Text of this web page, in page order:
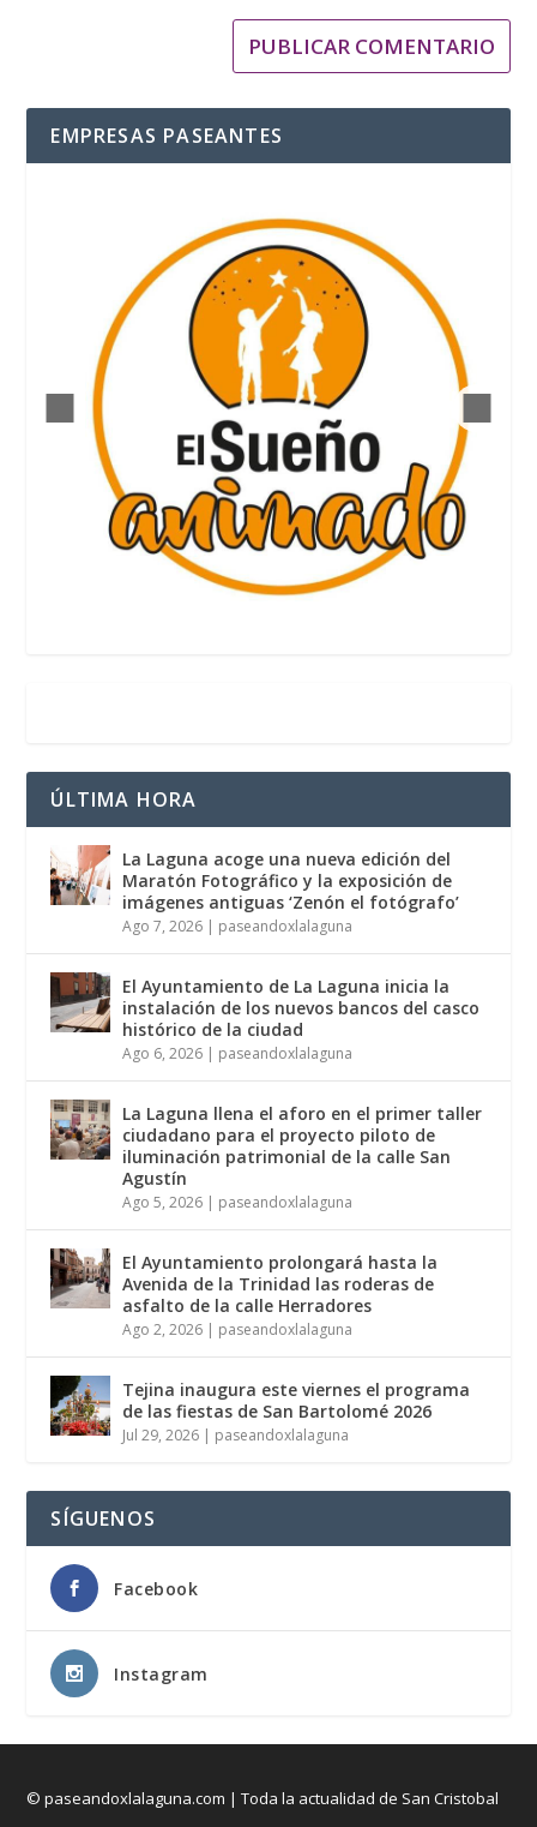
EMPRESAS PASEANTES
ÚLTIMA HORA
La Laguna acoge una nueva edición del
Maratón Fotográfico y la exposición de
imágenes antiguas ‘Zenón el fotógrafo’
Ago 7, 2026 | paseandoxlalaguna
El Ayuntamiento de La Laguna inicia la
instalación de los nuevos bancos del casco
histórico de la ciudad
Ago 6, 2026 | paseandoxlalaguna
La Laguna llena el aforo en el primer taller
ciudadano para el proyecto piloto de
iluminación patrimonial de la calle San
Agustín
Ago 5, 2026 | paseandoxlalaguna
El Ayuntamiento prolongará hasta la
Avenida de la Trinidad las roderas de
asfalto de la calle Herradores
Ago 2, 2026 | paseandoxlalaguna
Tejina inaugura este viernes el programa
de las fiestas de San Bartolomé 2026
Jul 29, 2026 | paseandoxlalaguna
SÍGUENOS
Facebook
Instagram
© paseandoxlalaguna.com | Toda la actualidad de San Cristobal